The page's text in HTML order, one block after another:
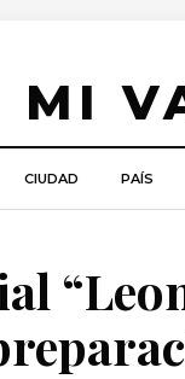
MI
CIUDAD PAÍS